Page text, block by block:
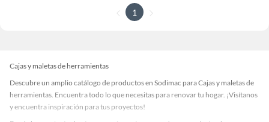
1
Cajas y maletas de herramientas
Descubre un amplio catálogo de productos en Sodimac para Cajas y maletas de
herramientas. Encuentra todo lo que necesitas para renovar tu hogar. ¡Visítanos
y encuentra inspiración para tus proyectos!